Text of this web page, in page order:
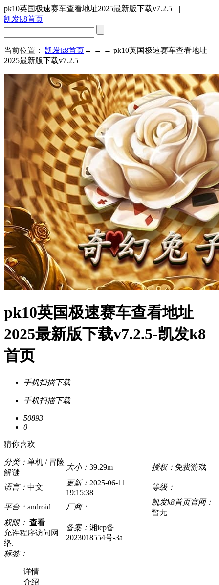
pk10英国极速赛车查看地址2025最新版下载v7.2.5| | | |
凯发k8首页
当前位置： 凯发k8首页→ → → pk10英国极速赛车查看地址
2025最新版下载v7.2.5
pk10英国极速赛车查看地址
2025最新版下载v7.2.5-凯发k8
首页
手机扫描下载
手机扫描下载
50893
0
猜你喜欢
分类： 单机 / 冒险
解谜
大小： 39.29m 授权： 免费游戏
语言： 中文
更新： 2025-06-11
19:15:38
等级：
平台： android 厂商：
凯发k8首页官网：
暂无
权限： 查看
允许程序访问网
络.
备案： 湘icp备
2023018554号-3a
标签：
详情
介绍